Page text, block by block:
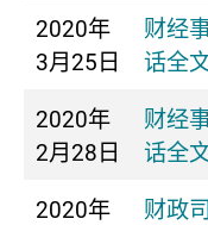
2020年
3月25日
财经
话全
2020年
2月28日
财经
话全
2020年
财政